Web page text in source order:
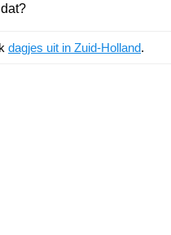
dagjes uit in Zuid-Holland.